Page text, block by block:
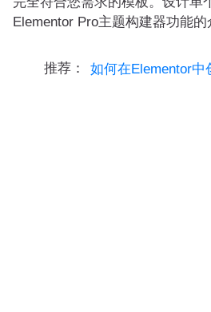
Elementor Pro主题构建器功能的
推荐： 如何在Elementor中